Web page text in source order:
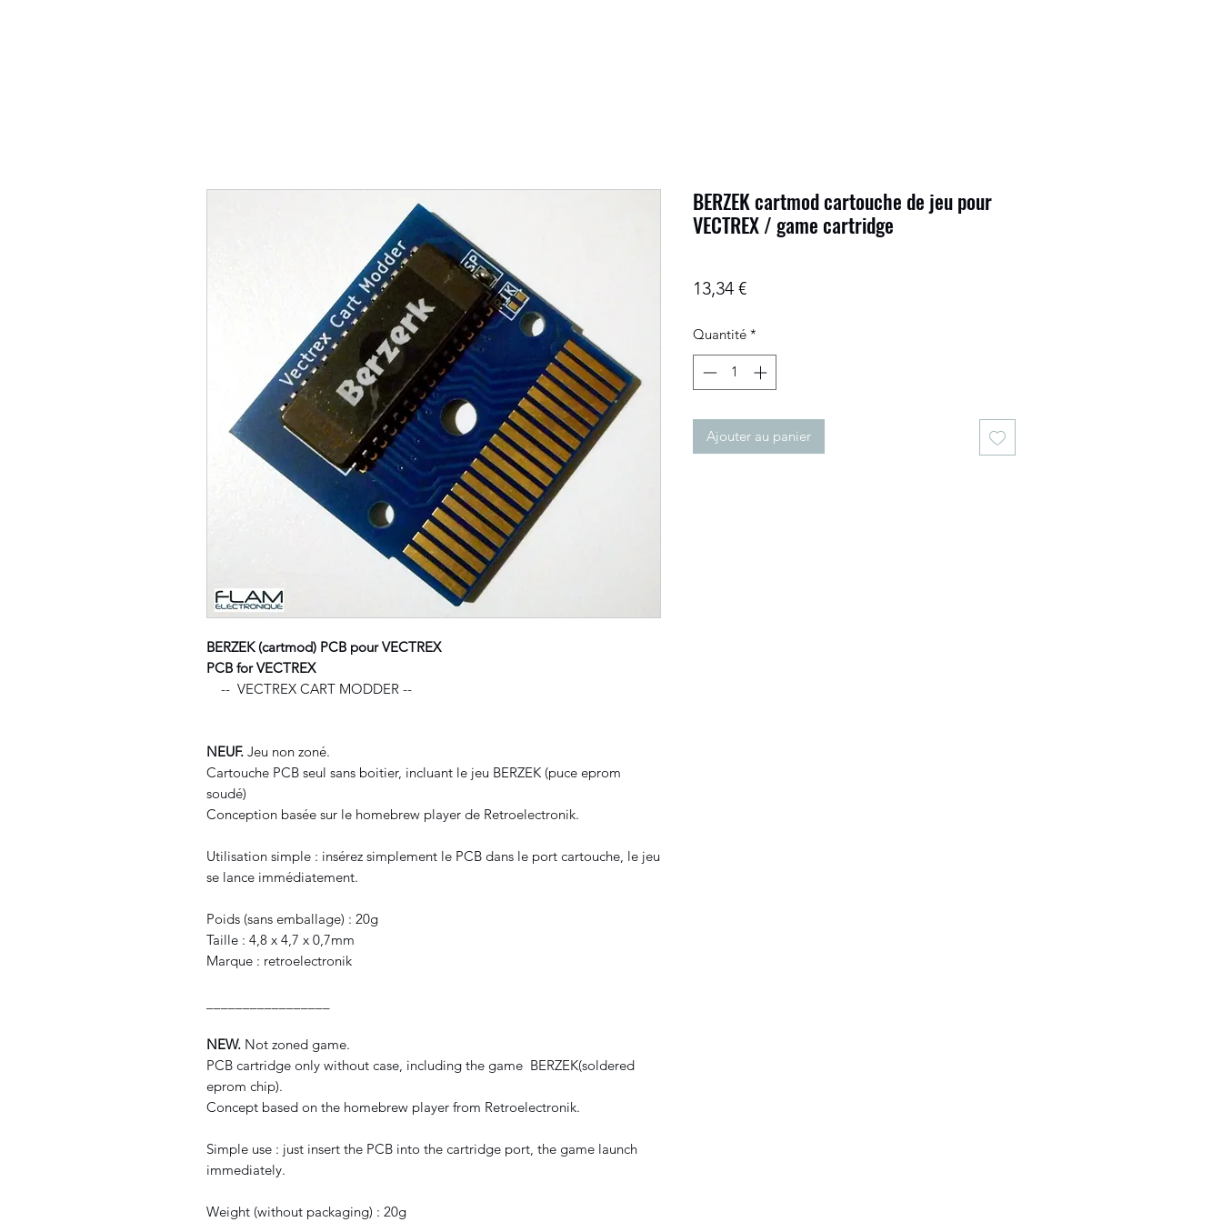
BERZEK (cartmod) PCB pour VECTREX
PCB for VECTREX
-- VECTREX CART MODDER --
NEUF. Jeu non zoné.
Cartouche PCB seul sans boitier, incluant le jeu BERZEK (puce eprom
soudé)
Conception basée sur le homebrew player de Retroelectronik.
Utilisation simple : insérez simplement le PCB dans le port cartouche, le jeu
se lance immédiatement.
Poids (sans emballage) : 20g
Taille : 4,8 x 4,7 x 0,7mm
Marque : retroelectronik
NEW. Not zoned game.
PCB cartridge only without case, including the game BERZEK(soldered
eprom chip).
Concept based on the homebrew player from Retroelectronik.
Simple use : just insert the PCB into the cartridge port, the game launch
immediately.
Weight (without packaging) : 20g
BERZEK cartmod cartouche de jeu pour
VECTREX / game cartridge
13,34 €Prix
Quantité *
Ajouter au panier